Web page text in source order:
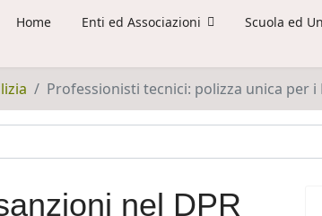
Home Enti ed Associazioni Scuola ed
Professionisti tecnici: polizza unica per i
nel DPR